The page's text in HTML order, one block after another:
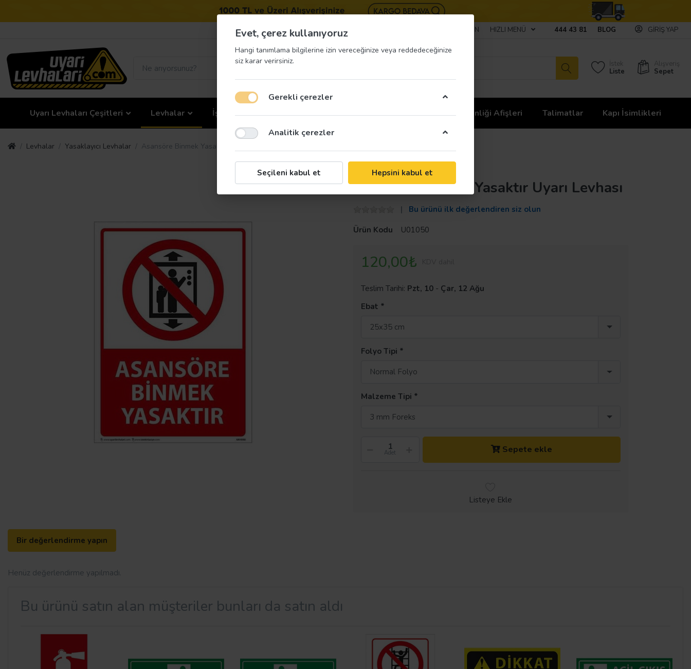
BIZE ULAŞIN HIZLI MENÜ 444 43 81 BLOG GIRIŞ YAP
İstek
Liste
Alışveriş
Sepet
Uyarı Levhaları Çeşitleri Levhalar İş Güvenliği Etiketleri İş Güvenliği Ekipmanları İş Güvenliği Afişleri Talimatlar Kapı İsimlikleri
Levhalar Yasaklayıcı Levhalar Asansöre Binmek Yasaktır Uyarı Levhası
Taroks
Asansöre Binmek Yasaktır Uyarı Levhası
Bu ürünü ilk değerlendiren siz olun
Ürün Kodu
U01050
120,00₺
Teslim Tarihi: Pzt, 10 - Çar, 12 Ağu
Ebat
25x35 cm
Folyo Tipi
Normal Folyo
Malzeme Tipi
3 mm Foreks
Adet Sepete ekle
Listeye Ekle
Bir değerlendirme yapın
Henüz değerlendirme yapılmadı.
Bu ürünü satın alan müşteriler bunları da satın aldı
Evet, çerez kullanıyoruz
Hangi tanımlama bilgilerine izin vereceğinize veya reddedeceğinize
siz karar verirsiniz.
Gerekli çerezler
Analitik çerezler
Seçileni kabul et Hepsini kabul et